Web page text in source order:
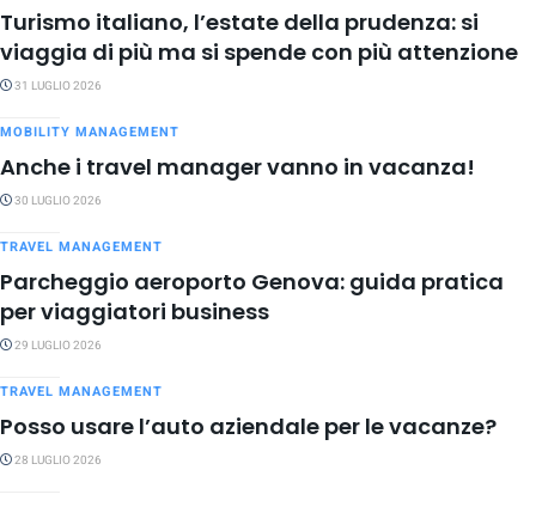
Turismo italiano, l’estate della prudenza: si
viaggia di più ma si spende con più attenzione
31 LUGLIO 2026
MOBILITY MANAGEMENT
Anche i travel manager vanno in vacanza!
30 LUGLIO 2026
TRAVEL MANAGEMENT
Parcheggio aeroporto Genova: guida pratica
per viaggiatori business
29 LUGLIO 2026
TRAVEL MANAGEMENT
Posso usare l’auto aziendale per le vacanze?
28 LUGLIO 2026